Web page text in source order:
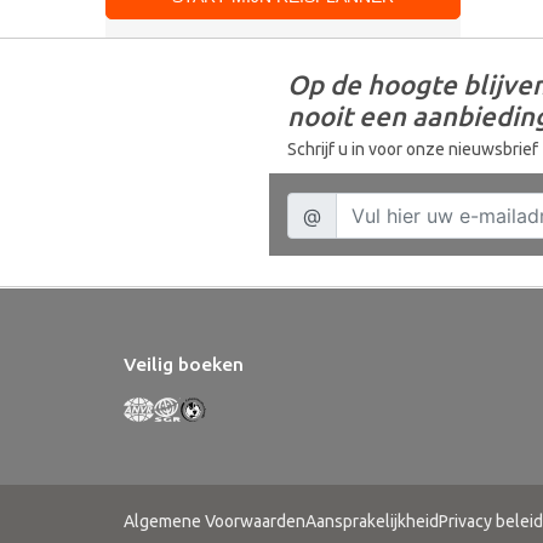
Op de hoogte
nooit een
Schrijf u in voor onze nieuwsbrief
Veilig boeken
Algemene VoorwaardenAansprakelijkheidPrivacy beleid